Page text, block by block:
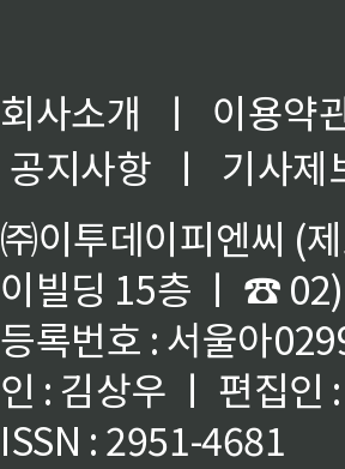
회사소개 ㅣ
이용약
공지사항
ㅣ
기사제
㈜이투데이피엔씨 (
이빌딩 15층 ㅣ ☎
등록번호 : 서울아
인 : 김상우 ㅣ 편집인
ISSN : 2951-4681